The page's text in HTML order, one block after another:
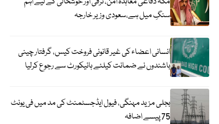
سنگِ میل ہے،سعودی وزیر خارجہ
انسانی اعضاء کی غیر قانونی فروخت کیس، گرفتار چینی
باشندوں نے ضمانت کیلئے ہائیکورٹ سے رجوع کرلیا
بجلی مزید مہنگی، فیول ایڈجسٹمنٹ کی مد میں فی یونٹ
75 پیسے اضافہ